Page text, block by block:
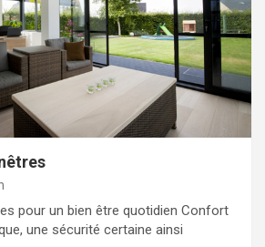
pour un bien être quotidien Confort
une sécurité certaine ainsi